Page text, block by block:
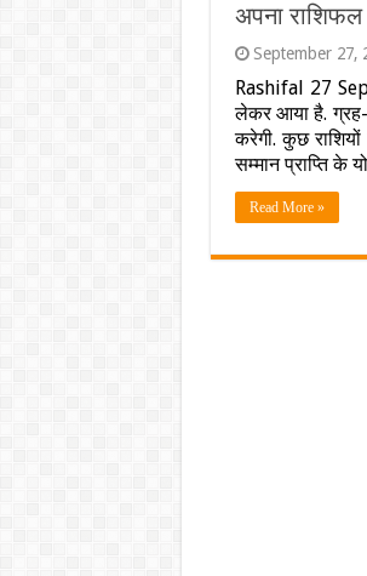
अपना राशिफल
September 27,
Rashifal 27
लेकर आया है. ग्रह-
करेगी. कुछ
सम्मान प्राप्ति के
Read More »